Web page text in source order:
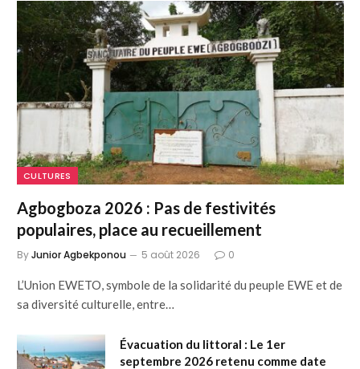
CULTURES
Agbogboza 2026 : Pas de festivités
populaires, place au recueillement
ByJunior Agbekponou 5 août 2026 0
L’Union EWETO, symbole de la solidarité du peuple EWE et de
sa diversité culturelle, entre…
Évacuation du littoral : Le 1er
septembre 2026 retenu comme date